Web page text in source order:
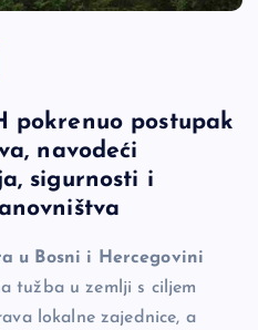
pokrenuo postupak
navodeći
sigurnosti i
u Bosni i Hercegovini
tužba u zemlji s ciljem
lokalne zajednice, a